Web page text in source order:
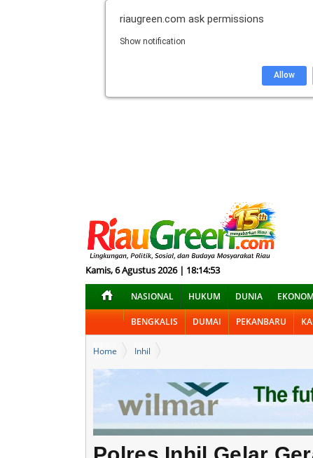
Kamis, 6 Agustus 2026 | 18:14:54
NASIONAL HUKUM DUNIA
BENGKALIS DUMAI PEKANBARU
Home
Inhil
Polres Inhil Gelar Gerakan Pangan Murah, Meriahkan
riaugreen.com ask permissions
Show notification
Allow